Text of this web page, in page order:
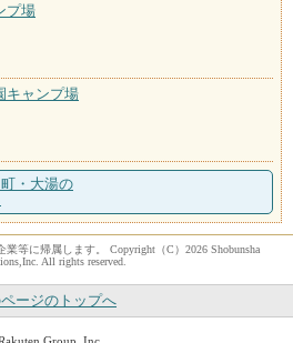
プ場
キャンプ場
・大湯の
等に帰属します。 Copyright（C）2026 Shobunsha
All rights reserved.
ページのトップへ